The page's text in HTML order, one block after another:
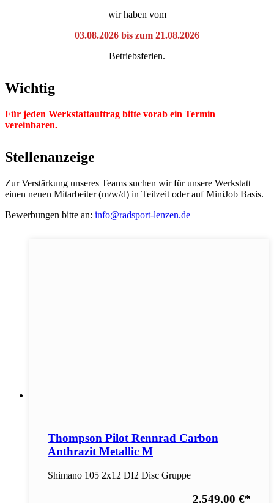
wir haben vom
03.08.2026 bis zum 21.08.2026
Betriebsferien.
Wichtig
Für jeden Werkstattauftrag bitte vorab ein Termin
vereinbaren.
Stellenanzeige
Zur Verstärkung unseres Teams suchen wir für unsere Werkstatt
einen neuen Mitarbeiter (m/w/d) in Teilzeit oder auf MiniJob Basis.
Bewerbungen bitte an: info@radsport-lenzen.de
Thompson Pilot Rennrad Carbon
Anthrazit Metallic M
Shimano 105 2x12 DI2 Disc Gruppe
2.549,00 €*